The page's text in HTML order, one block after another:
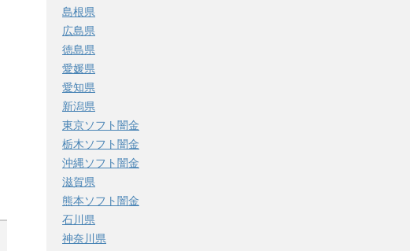
島根県
広島県
徳島県
愛媛県
愛知県
新潟県
東京ソフト闇金
栃木ソフト闇金
沖縄ソフト闇金
滋賀県
熊本ソフト闇金
石川県
神奈川県